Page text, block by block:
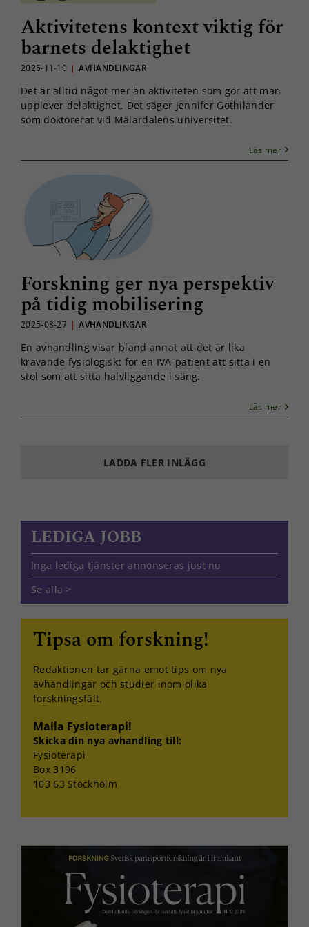
Aktivitetens kontext viktig för
barnets delaktighet
2025-11-10 | AVHANDLINGAR
Det är alltid något mer än aktiviteten som gör att man
upplever delaktighet. Det säger Jennifer Gothilander
som doktorerat vid Mälardalens universitet.
Läs mer
Forskning ger nya perspektiv
på tidig mobilisering
2025-08-27 | AVHANDLINGAR
En avhandling visar bland annat att det är lika
krävande fysiologiskt för en IVA-patient att sitta i en
stol som att sitta halvliggande i säng.
Läs mer
LADDA FLER INLÄGG
LEDIGA JOBB
Inga lediga tjänster annonseras just nu
Se alla >
Tipsa om forskning!
Redaktionen tar gärna emot tips om nya
avhandlingar och studier inom olika
forskningsfält.
Maila Fysioterapi!
Skicka din nya avhandling till:
Fysioterapi
Box 3196
103 63 Stockholm
välja bort. De
Statistik
För att vi ska
förbättra
hemsidans
funktionalitet